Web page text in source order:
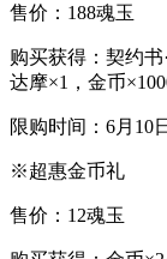
售价：188魂玉
购买获得：契约
达摩×1，金币
限购时间：6月10
※超惠金币礼
售价：12魂玉